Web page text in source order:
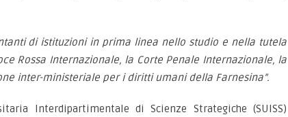
di istituzioni in prima linea nello studio e nella tutela
Rossa Internazionale, la Corte Penale Internazionale, la
inter-ministeriale per i diritti umani della Farnesina”.
Interdipartimentale di Scienze Strategiche (SUISS)